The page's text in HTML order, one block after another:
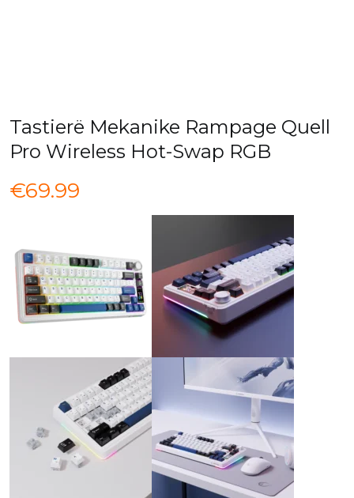
Tastierë Mekanike Rampage Quell
Pro Wireless Hot-Swap RGB
€69.99